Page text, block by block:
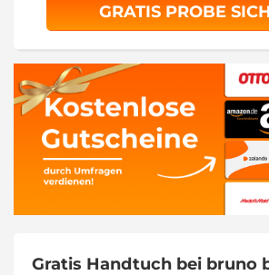
GRATIS PROBE
Gratis Handtuch bei bruno